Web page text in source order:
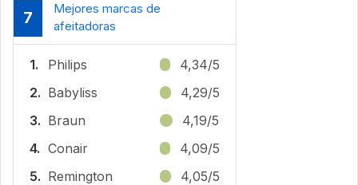
7
Mejores marcas de
afeitadoras
1. Philips
4,34/5
2. Babyliss
4,29/5
3. Braun
4,19/5
4. Conair
4,09/5
5. Remington 4,05/5